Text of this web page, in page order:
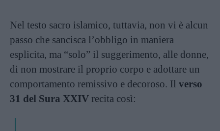
Nel testo sacro islamico, tuttavia, non vi è alcun
passo che sancisca l’obbligo in maniera
esplicita, ma “solo” il suggerimento, alle donne,
di non mostrare il proprio corpo e adottare un
comportamento remissivo e decoroso. Il verso
31 del Sura XXIV recita così: